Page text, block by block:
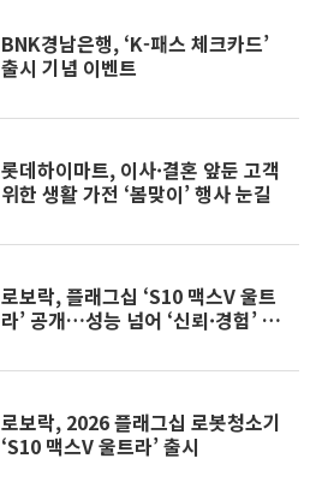
BNK경남은행, ‘K-패스 체크카드’
출시 기념 이벤트
롯데하이마트, 이사·결혼 앞둔 고객
위한 생활 가전 ‘봄맞이’ 행사 눈길
로보락, 플래그십 ‘S10 맥스V 울트
라’ 공개…성능 넘어 ‘신뢰·경험’ 전
로보락, 2026 플래그십 로봇청소기
‘S10 맥스V 울트라’ 출시